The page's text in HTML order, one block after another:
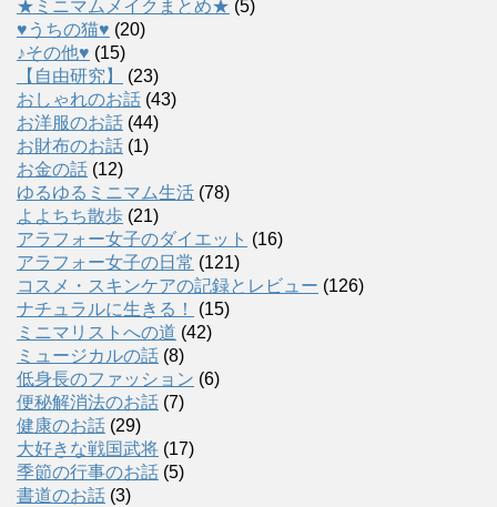
★ミニマムメイクまとめ★ (5)
♥うちの猫♥ (20)
♪その他♥ (15)
【自由研究】
(23)
おしゃれのお話 (43)
お洋服のお話 (44)
お財布のお話 (1)
お金の話 (12)
ゆるゆるミニマム生活 (78)
よよちち散歩 (21)
アラフォー女子のダイエット (16)
アラフォー女子の日常 (121)
コスメ・スキンケアの記録とレビュー (126)
ナチュラルに生きる！
(15)
ミニマリストへの道 (42)
ミュージカルの話 (8)
低身長のファッション (6)
便秘解消法のお話 (7)
健康のお話 (29)
大好きな戦国武将 (17)
季節の行事のお話 (5)
書道のお話 (3)